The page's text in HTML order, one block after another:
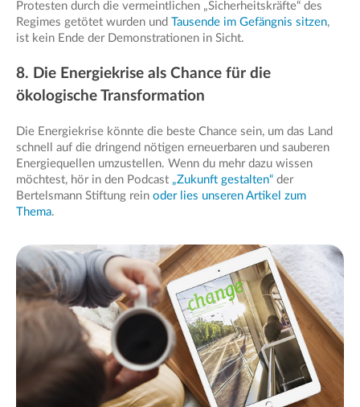
Protesten durch die vermeintlichen „Sicherheitskräfte“ des
Regimes getötet wurden und Tausende im Gefängnis sitzen,
ist kein Ende der Demonstrationen in Sicht.
8. Die Energiekrise als Chance für die
ökologische Transformation
Die Energiekrise könnte die beste Chance sein, um das Land
schnell auf die dringend nötigen erneuerbaren und sauberen
Energiequellen umzustellen. Wenn du mehr dazu wissen
möchtest, hör in den Podcast „Zukunft gestalten“ der
Bertelsmann Stiftung rein oder lies unseren Artikel zum
Thema.